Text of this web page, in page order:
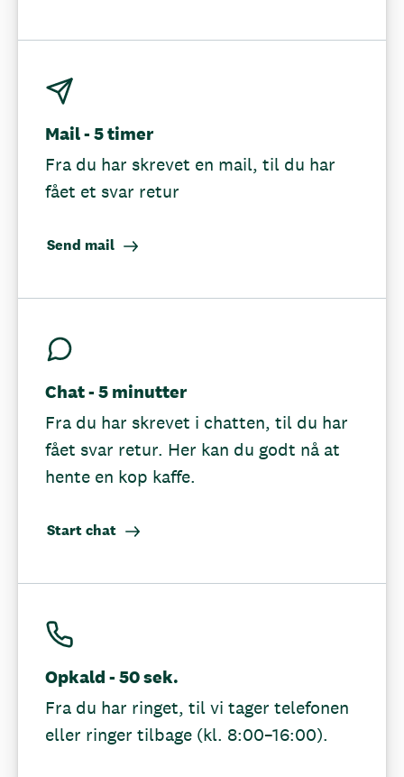
Mail - 5 timer
Fra du har skrevet en mail, til du har
fået et svar retur
Send mail
Chat - 5 minutter
Fra du har skrevet i chatten, til du har
fået svar retur. Her kan du godt nå at
hente en kop kaffe.
Start chat
Opkald - 50 sek.
Fra du har ringet, til vi tager telefonen
eller ringer tilbage (kl. 8:00–16:00).